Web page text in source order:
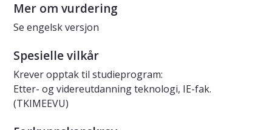
Mer om vurdering
Se engelsk versjon
Spesielle vilkår
Krever opptak til studieprogram:
Etter- og videreutdanning teknologi, IE-fak.
(TKIMEEVU)